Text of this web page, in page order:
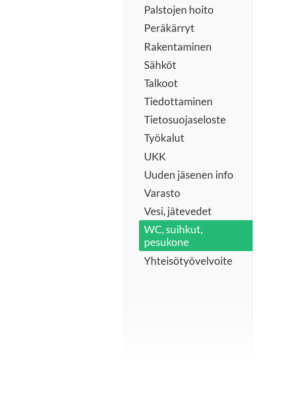
Palstojen hoito
Peräkärryt
Rakentaminen
Sähköt
Talkoot
Tiedottaminen
Tietosuojaseloste
Työkalut
UKK
Uuden jäsenen info
Varasto
Vesi, jätevedet
WC, suihkut,
pesukone
Yhteisötyövelvoite